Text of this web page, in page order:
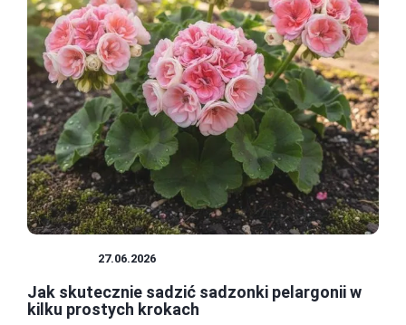
27.06.2026
Jak skutecznie sadzić sadzonki pelargonii w
kilku prostych krokach